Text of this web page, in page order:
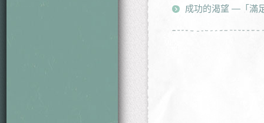
成功的渴望 ―「滿